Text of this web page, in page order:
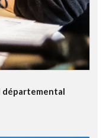
départemental